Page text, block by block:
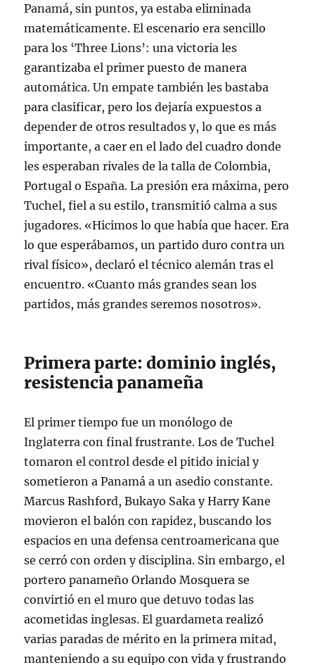
Panamá, sin puntos, ya estaba eliminada
matemáticamente. El escenario era sencillo
para los ‘Three Lions’: una victoria les
garantizaba el primer puesto de manera
automática. Un empate también les bastaba
para clasificar, pero los dejaría expuestos a
depender de otros resultados y, lo que es más
importante, a caer en el lado del cuadro donde
les esperaban rivales de la talla de Colombia,
Portugal o España. La presión era máxima, pero
Tuchel, fiel a su estilo, transmitió calma a sus
jugadores. «Hicimos lo que había que hacer. Era
lo que esperábamos, un partido duro contra un
rival físico», declaró el técnico alemán tras el
encuentro. «Cuanto más grandes sean los
partidos, más grandes seremos nosotros».
Primera parte: dominio inglés,
resistencia panameña
El primer tiempo fue un monólogo de
Inglaterra con final frustrante. Los de Tuchel
tomaron el control desde el pitido inicial y
sometieron a Panamá a un asedio constante.
Marcus Rashford, Bukayo Saka y Harry Kane
movieron el balón con rapidez, buscando los
espacios en una defensa centroamericana que
se cerró con orden y disciplina. Sin embargo, el
portero panameño Orlando Mosquera se
convirtió en el muro que detuvo todas las
acometidas inglesas. El guardameta realizó
varias paradas de mérito en la primera mitad,
manteniendo a su equipo con vida y frustrando